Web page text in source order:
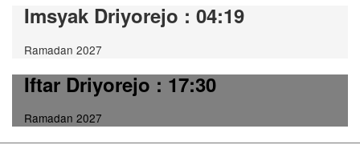
Imsyak Driyorejo : 04:19
Ramadan 2027
Iftar Driyorejo: 17:30
Ramadan 2027